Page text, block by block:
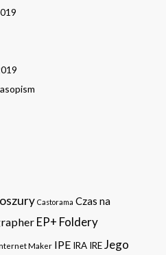
Castorama Czas na
EP+ Foldery
Maker IPE IRA IREJego